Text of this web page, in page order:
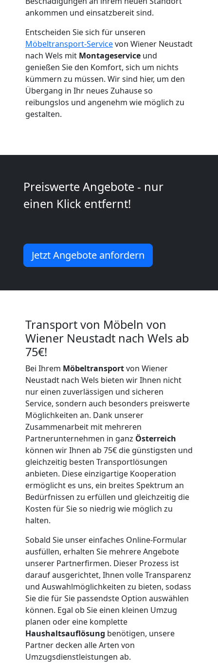
ankommen und einsatzbereit sind.
Entscheiden Sie sich für unseren
Möbeltransport-Servicevon Wiener Neustadt
nach Wels mit Montageservice und
genießen Sie den Komfort, sich um nichts
kümmern zu müssen. Wir sind hier, um den
Übergang in Ihr neues Zuhause so
reibungslos und angenehm wie möglich zu
gestalten.
Preiswerte Angebote - nur
einen Klick entfernt!
Jetzt Angebote anfordern
Transport von Möbeln von
Wiener Neustadt nach Wels ab
75€!
Bei Ihrem Möbeltransportvon Wiener
Neustadt nach Wels bieten wir Ihnen nicht
nur einen zuverlässigen und sicheren
Service, sondern auch besonders preiswerte
Möglichkeiten an. Dank unserer
Zusammenarbeit mit mehreren
Partnerunternehmen in ganz Österreich
können wir Ihnen ab 75€ die günstigsten und
gleichzeitig besten Transportlösungen
anbieten. Diese einzigartige Kooperation
ermöglicht es uns, ein breites Spektrum an
Bedürfnissen zu erfüllen und gleichzeitig die
Kosten für Sie so niedrig wie möglich zu
halten.
Sobald Sie unser einfaches Online-Formular
ausfüllen, erhalten Sie mehrere Angebote
unserer Partnerfirmen. Dieser Prozess ist
darauf ausgerichtet, Ihnen volle Transparenz
und Auswahlmöglichkeiten zu bieten, sodass
Sie die für Sie passendste Option auswählen
können. Egal ob Sie einen kleinen Umzug
planen oder eine komplette
Haushaltsauflösung benötigen, unsere
Partner decken alle Arten von
Umzugsdienstleistungen ab.
Neustadt
Beiladung
Wiener
Neustadt
Umzug
Wiener
Neustadt
Umzug
Mann
LKW
Wiener
Neustadt
Kunsttransport
Wiener
Neustadt
Umzug
Wiener
Neustadt
Mann